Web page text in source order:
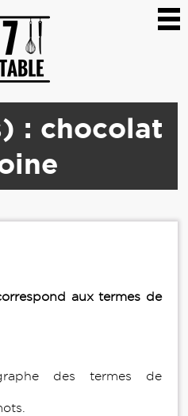
: chocolat
aux termes de
des termes de